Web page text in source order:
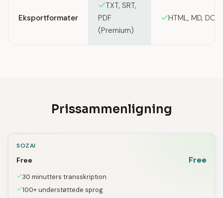
Eksportformater
TXT, SRT,
PDF
(Premium)
HTML, MD,
Prissammenligning
SOZAI
Free Free
30 minutters transskription
100+ understøttede sprog